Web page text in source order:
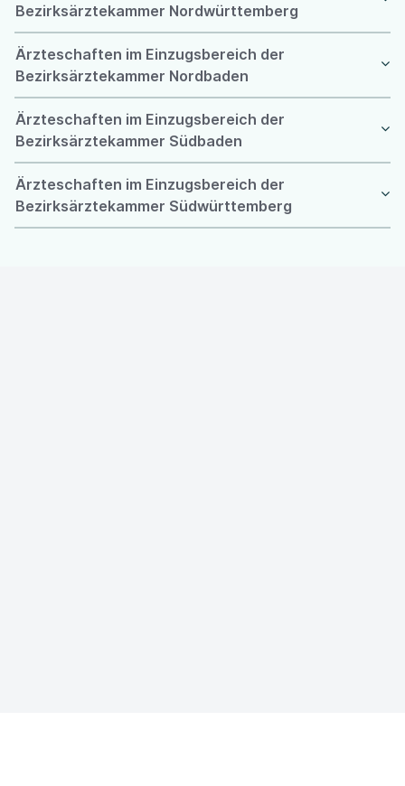
Bezirksärztekammer Nordwürttemberg
Ärzteschaften im Einzugsbereich der
Bezirksärztekammer Nordbaden
Ärzteschaften im Einzugsbereich der
Bezirksärztekammer Südbaden
Ärzteschaften im Einzugsbereich der
Bezirksärztekammer Südwürttemberg